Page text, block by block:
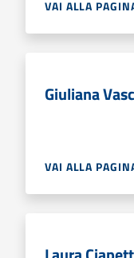
VAI ALLA
Giuliana
VAI ALLA